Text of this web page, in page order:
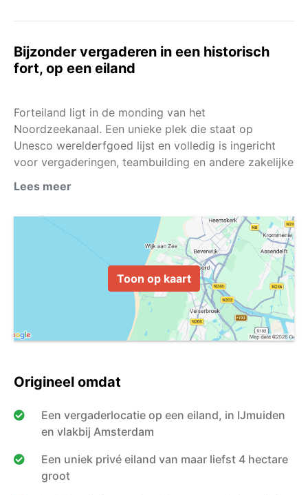
Bijzonder vergaderen in een historisch
fort, op een eiland
Forteiland ligt in de monding van het
Noordzeekanaal. Een unieke plek die staat op
Unesco werelderfgoed lijst en volledig is ingericht
voor vergaderingen, teambuilding en andere zakelijke
Lees meer
Toon op kaart
Origineel omdat
Een vergaderlocatie op een eiland, in IJmuiden
en vlakbij Amsterdam
Een uniek privé eiland van maar liefst 4 hectare
groot